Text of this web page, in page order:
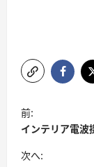
ポ
ス
ト
前:
インテリア電
次へ: